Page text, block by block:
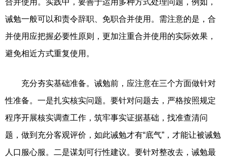
诫勉一般可以和责令辞职、免职合并使用。需注意的是，合
并使用应把握必要性原则，更加注重合并使用的实际效果，
避免相近方式重复使用。
充分夯实基础准备。诫勉前，应注意在三个方面做针对
性准备。一是扎实核实问题。要针对问题去，严格按照规定
程序开展核实调查工作，筑牢事实证据基础，找准查清问
题，做到充分客观评价，如此诫勉才有“底气”，才能让被诫勉
人口服心服。二是谋划可行性建议。要针对整改去，诫勉最